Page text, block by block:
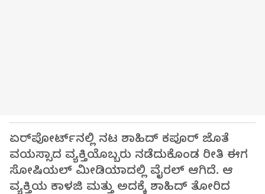
ಏರ್‌ಪೋರ್ಟ್‌ನಲ್ಲಿ ನಟ ಶಾಹಿದ್ ಕಪೂರ್‌ ಜೊತೆ
ವಯಸ್ಸಾದ ವ್ಯಕ್ತಿಯೊಬ್ಬರು ನಡೆದುಕೊಂಡ ರೀತಿ ಈಗ
ಸೋಷಿಯಲ್ ಮೀಡಿಯಾದಲ್ಲಿ ವೈರಲ್ ಆಗಿದೆ. ಆ
ವ್ಯಕ್ತಿಯ ಕಾಳಜಿ ಮತ್ತು ಅದಕ್ಕೆ ಶಾಹಿದ್ ತೋರಿದ